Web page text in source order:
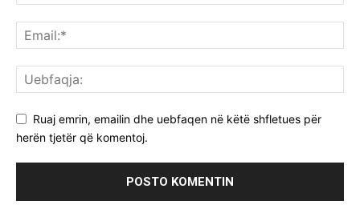
Ruaj emrin, emailin dhe uebfaqen në këtë shfletues për
herën tjetër që komentoj.